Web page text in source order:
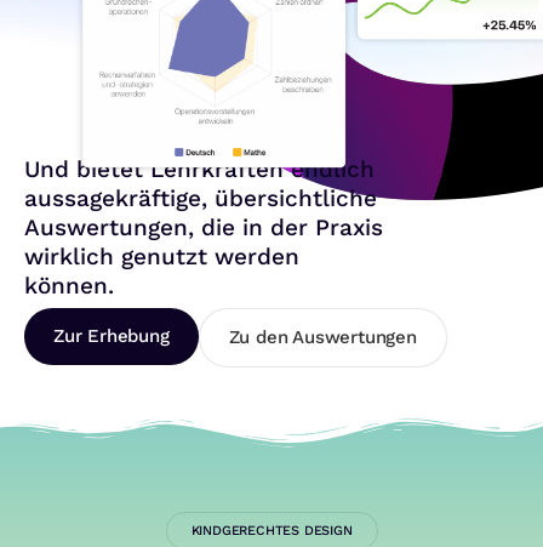
Und bietet Lehrkräften endlich
aussagekräftige, übersichtliche
Auswertungen, die in der Praxis
wirklich genutzt werden
können.
Zur Erhebung Zu den Auswertungen
KINDGERECHTES DESIGN